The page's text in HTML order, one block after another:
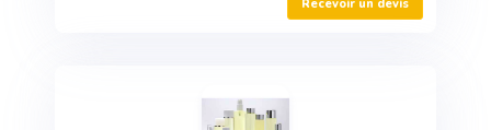
Recevoir un devis